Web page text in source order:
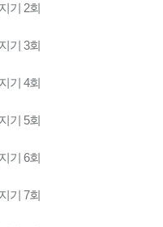
기 2회
기 3회
기 4회
기 5회
기 6회
기 7회